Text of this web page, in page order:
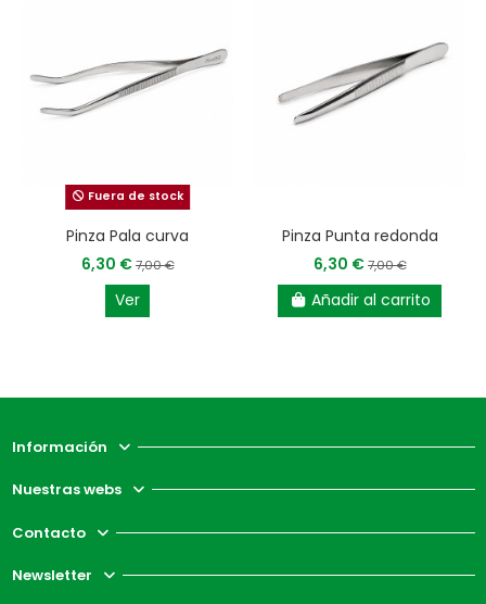
Fuera de stock
Pinza Pala curva
6,30 €7,00 €
Ver
Pinza Punta redonda
6,30 €7,00 €
Añadir al carrito
Información
Nuestras webs
Contacto
Newsletter